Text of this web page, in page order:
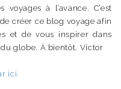
à l’avance. C’est
créer ce blog voyage afin
et de vous inspirer dans
globe. À bientôt. Victor
ici.